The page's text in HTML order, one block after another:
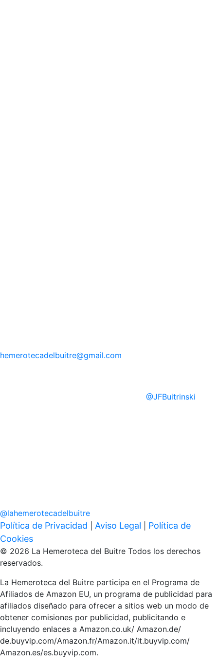
hemerotecadelbuitre@gmail.com
@JFBuitrinski
@lahemerotecadelbuitre
Política de Privacidad Aviso Legal
Política de
Cookies
© 2026 La Hemeroteca del Buitre Todos los derechos
reservados.
La Hemeroteca del Buitre participa en el Programa de
Afiliados de Amazon EU, un programa de publicidad para
afiliados diseñado para ofrecer a sitios web un modo de
obtener comisiones por publicidad, publicitando e
incluyendo enlaces a Amazon.co.uk/ Amazon.de/
de.buyvip.com/Amazon.fr/Amazon.it/it.buyvip.com/
Amazon.es/es.buyvip.com.